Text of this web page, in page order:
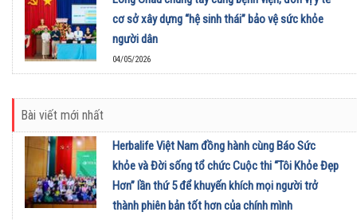
cơ sở xây dựng “hệ sinh thái” bảo vệ sức khỏe
người dân
04/05/2026
Bài viết mới nhất
Herbalife Việt Nam đồng hành cùng Báo Sức
khỏe và Đời sống tổ chức Cuộc thi “Tôi Khỏe Đẹp
Hơn” lần thứ 5 để khuyến khích mọi người trở
thành phiên bản tốt hơn của chính mình